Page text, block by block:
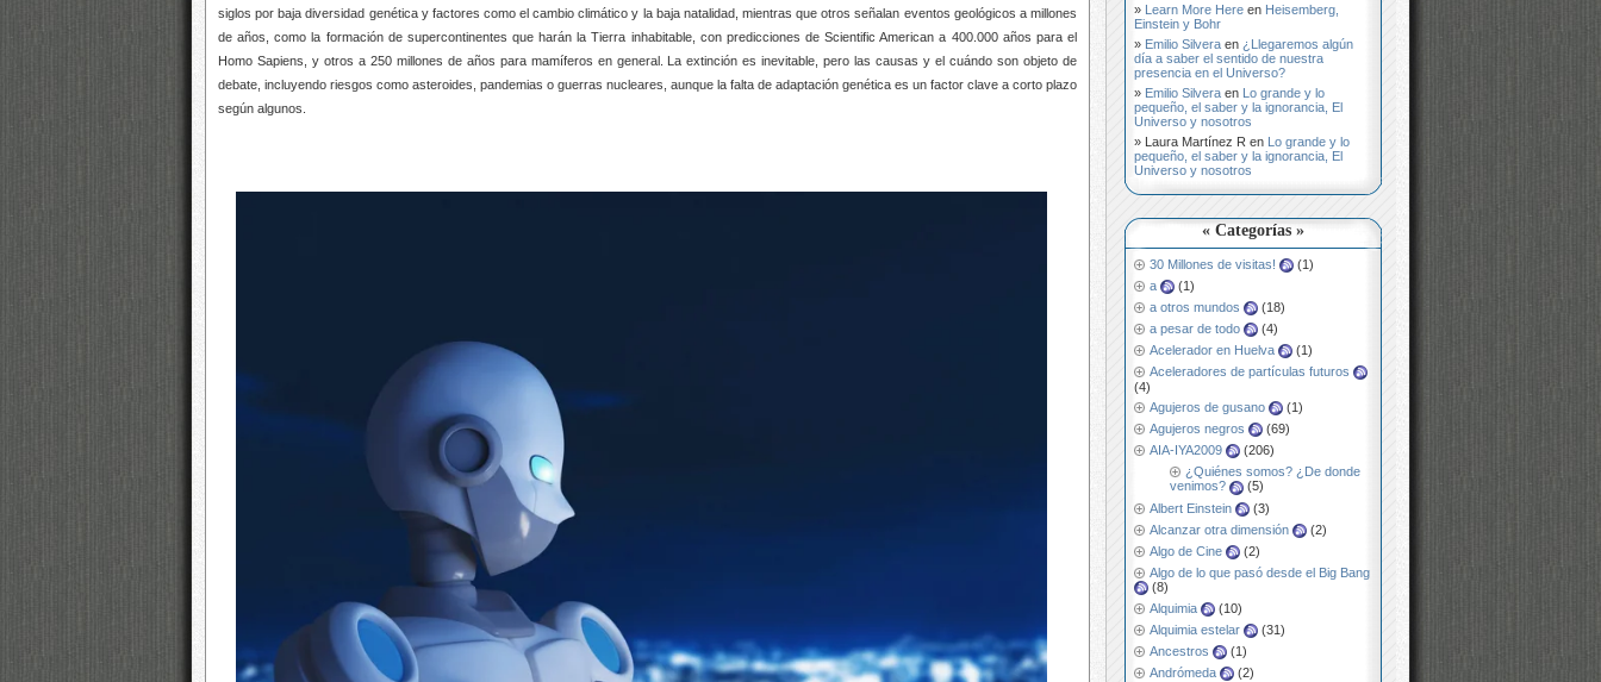
Learn More Here en Heisemberg,
Einstein y Bohr
Emilio Silvera en ¿Llegaremos algún
día a saber el sentido de nuestra
presencia en el Universo?
Emilio Silvera en Lo grande y lo
pequeño, el saber y la ignorancia, El
Universo y nosotros
Laura Martínez R en Lo grande y lo
pequeño, el saber y la ignorancia, El
Universo y nosotros
« Categorías »
30 Millones de visitas!
(1)
a
(1)
a otros mundos
(18)
a pesar de todo
(4)
Acelerador en Huelva
(1)
Aceleradores de partículas futuros
(4)
Agujeros de gusano
(1)
Agujeros negros
(69)
AIA-IYA2009
(206)
¿Quiénes somos? ¿De donde
venimos?
(5)
Albert Einstein
(3)
Alcanzar otra dimensión
(2)
Algo de Cine
(2)
Algo de lo que pasó desde el Big Bang
(8)
Alquimia
(10)
Alquimia estelar
(31)
Ancestros
(1)
Andrómeda
(2)
siglos por baja diversidad genética y factores como el cambio climático y la baja natalidad, mientras que otros señalan eventos geológicos a millones
de años, como la formación de supercontinentes que harán la Tierra inhabitable, con predicciones de Scientific American a 400.000 años para el
Homo Sapiens, y otros a 250 millones de años para mamíferos en general. La extinción es inevitable, pero las causas y el cuándo son objeto de
debate, incluyendo riesgos como asteroides, pandemias o guerras nucleares, aunque la falta de adaptación genética es un factor clave a corto plazo
según algunos.